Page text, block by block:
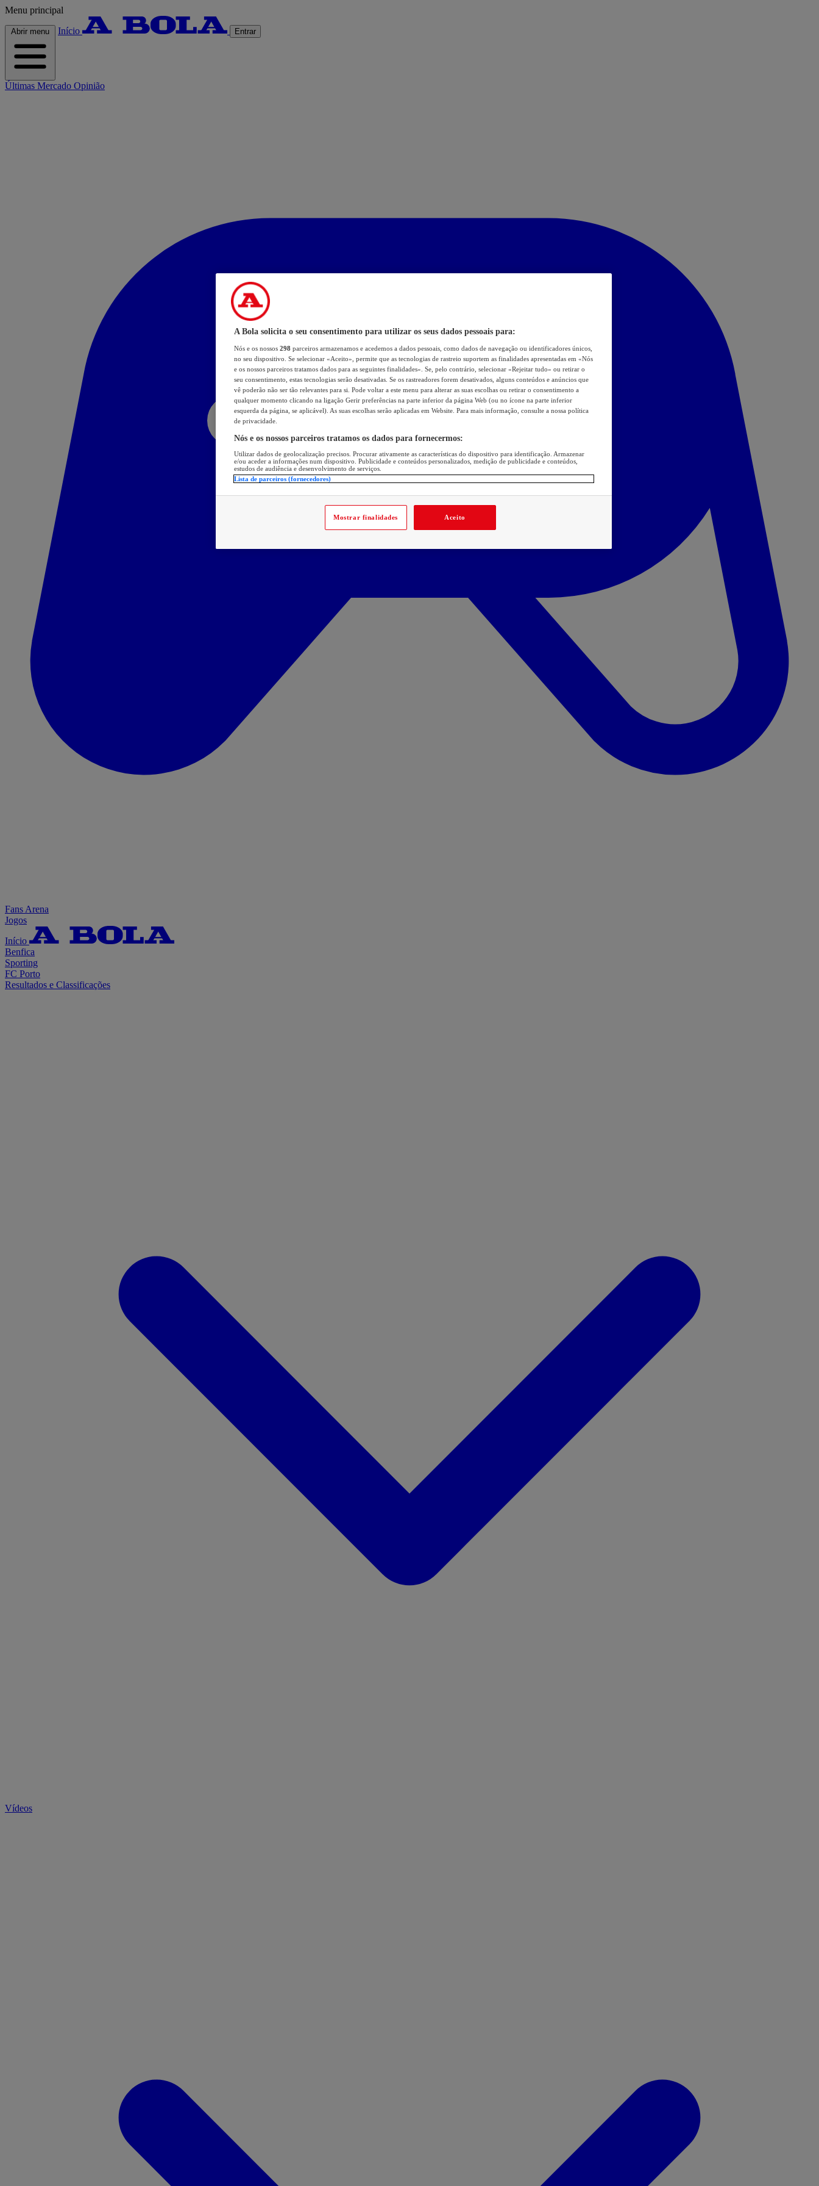
Menu principal
Abrir menu Início Entrar
Últimas Mercado Opinião
Fans Arena
Jogos
Início
Benfica
Sporting
FC Porto
Resultados e Classificações
Vídeos
A Bola solicita o seu consentimento para utilizar os seus dados pessoais para:
Nós e os nossos 298 parceiros armazenamos e acedemos a dados pessoais, como dados de navegação ou identificadores únicos,
no seu dispositivo. Se selecionar «Aceito», permite que as tecnologias de rastreio suportem as finalidades apresentadas em «Nós
e os nossos parceiros tratamos dados para as seguintes finalidades». Se, pelo contrário, selecionar «Rejeitar tudo» ou retirar o
seu consentimento, estas tecnologias serão desativadas. Se os rastreadores forem desativados, alguns conteúdos e anúncios que
vê poderão não ser tão relevantes para si. Pode voltar a este menu para alterar as suas escolhas ou retirar o consentimento a
qualquer momento clicando na ligação Gerir preferências na parte inferior da página Web (ou no ícone na parte inferior
esquerda da página, se aplicável). As suas escolhas serão aplicadas em Website. Para mais informação, consulte a nossa política
de privacidade.
Nós e os nossos parceiros tratamos os dados para fornecermos:
Utilizar dados de geolocalização precisos. Procurar ativamente as características do dispositivo para identificação. Armazenar
e/ou aceder a informações num dispositivo. Publicidade e conteúdos personalizados, medição de publicidade e conteúdos,
estudos de audiência e desenvolvimento de serviços.
Lista de parceiros (fornecedores)
Mostrar finalidades Aceito